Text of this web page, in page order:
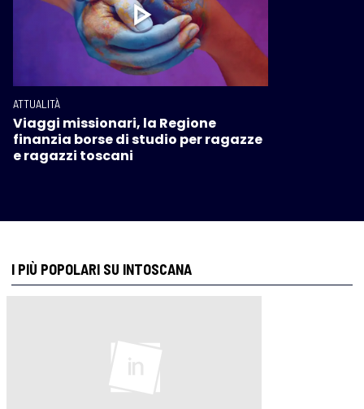
ATTUALITÀ
Viaggi missionari, la Regione
finanzia borse di studio per ragazze
e ragazzi toscani
I PIÙ POPOLARI SU INTOSCANA